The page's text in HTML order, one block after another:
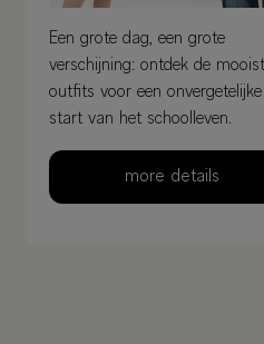
Een grote dag, een grote
verschijning: ontdek de
outfits voor een onvergetelijke
start van het schoolleven.
more details